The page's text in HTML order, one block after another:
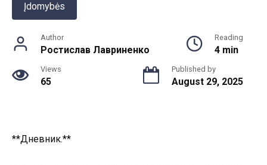
Įdomybės
Author
Ростислав Лавриненко
Reading
4 min
Views
65
Published by
August 29, 2025
**Дневник.**